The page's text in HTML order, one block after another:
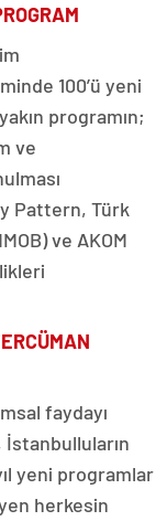
100’ü yeni
programın;
ve
Pattern, Türk
ve AKOM
faydayı
İstanbulluların
yeni programlar
herkesin